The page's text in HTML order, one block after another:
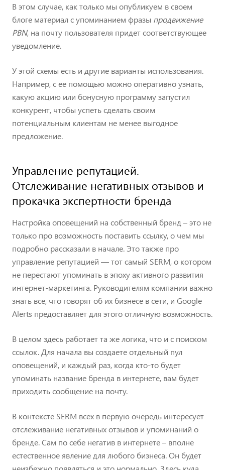
В этом случае, как только мы опубликуем в своем
блоге материал с упоминанием фразы продвижение
PBN, на почту пользователя придет соответствующее
уведомление.
У этой схемы есть и другие варианты использования.
Например, с ее помощью можно оперативно узнать,
какую акцию или бонусную программу запустил
конкурент, чтобы успеть сделать своим
потенциальным клиентам не менее выгодное
предложение.
Управление репутацией.
Отслеживание негативных отзывов и
прокачка экспертности бренда
Настройка оповещений на собственный бренд – это не
только про возможность поставить ссылку, о чем мы
подробно рассказали в начале. Это также про
управление репутацией — тот самый SERM, о котором
не перестают упоминать в эпоху активного развития
интернет-маркетинга. Руководителям компании важно
знать все, что говорят об их бизнесе в сети, и Google
Alerts предоставляет для этого отличную возможность.
В целом здесь работает та же логика, что и с поиском
ссылок. Для начала вы создаете отдельный пул
оповещений, и каждый раз, когда кто-то будет
упоминать название бренда в интернете, вам будет
приходить сообщение на почту.
В контексте SERM всех в первую очередь интересует
отслеживание негативных отзывов и упоминаний о
бренде. Сам по себе негатив в интернете – вполне
естественное явление для любого бизнеса. Он будет